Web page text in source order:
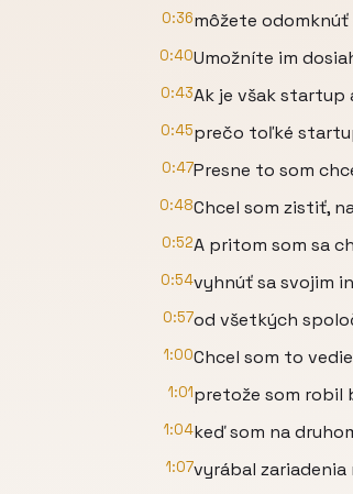
0:36môžete
0:40Umožníte im
0:43Ak je však startup
0:45prečo toľké
0:47Presne to som
0:48Chcel som zistiť,
0:52A pritom som sa
0:54vyhnúť sa svojim
0:57od všetkých
1:00Chcel som to
1:01pretože som robil
1:04keď som na
1:07vyrábal zariadenia